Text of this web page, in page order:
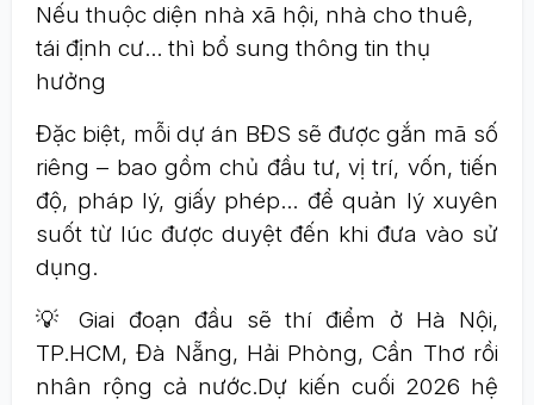
Nếu thuộc diện nhà xã hội, nhà cho thuê,
tái định cư… thì bổ sung thông tin thụ
hưởng
Đặc biệt, mỗi dự án BĐS sẽ được gắn mã số
riêng – bao gồm chủ đầu tư, vị trí, vốn, tiến
độ, pháp lý, giấy phép... để quản lý xuyên
suốt từ lúc được duyệt đến khi đưa vào sử
dụng.
💡 Giai đoạn đầu sẽ thí điểm ở Hà Nội,
TP.HCM, Đà Nẵng, Hải Phòng, Cần Thơ rồi
nhân rộng cả nước.Dự kiến cuối 2026 hệ